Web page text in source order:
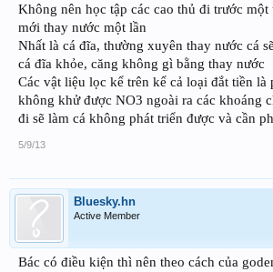
Không nên học tập các cao thủ đi trước một
mới thay nước một lần
Nhất là cá đĩa, thường xuyên thay nước cá
cá đĩa khỏe, căng không gì bằng thay nước
Các vật liệu lọc kể trên kể cả loại đắt tiền là
không khử được NO3 ngoài ra các khoáng
đi sẽ làm cá không phát triển được và cần
5/9/13
Bluesky.hn
Active Member
Bác có điều kiện thì nên theo cách của